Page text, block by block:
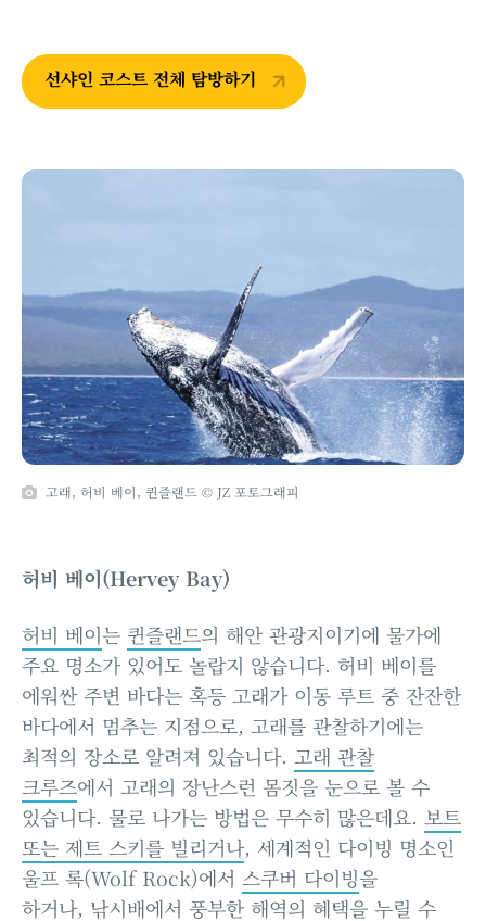
선샤인 코스트 전체 탐방하기
고래, 허비 베이, 퀸즐랜드 © JZ 포토그래피
허비 베이(Hervey Bay)
허비 베이는 퀸즐랜드의 해안 관광지이기에 물가에
주요 명소가 있어도 놀랍지 않습니다. 허비 베이를
에워싼 주변 바다는 혹등 고래가 이동 루트 중 잔잔한
바다에서 멈추는 지점으로, 고래를 관찰하기에는
최적의 장소로 알려져 있습니다. 고래 관찰
크루즈에서 고래의 장난스런 몸짓을 눈으로 볼 수
있습니다. 물로 나가는 방법은 무수히 많은데요. 보트
또는 제트 스키를 빌리거나, 세계적인 다이빙 명소인
울프 록(Wolf Rock)에서 스쿠버 다이빙을
하거나, 낚시배에서 풍부한 해역의 혜택을 누릴 수